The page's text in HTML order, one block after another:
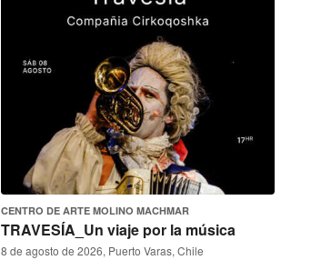
CENTRO DE ARTE MOLINO MACHMAR
TRAVESÍA_Un viaje por la música
8 de agosto de 2026, Puerto Varas, Chile